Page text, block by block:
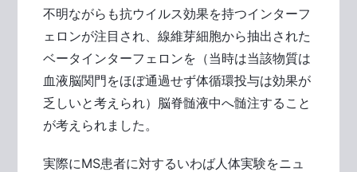
不明ながらも抗ウイルス効果を持つインターフ
ェロンが注目され、線維芽細胞から抽出された
ベータインターフェロンを（当時は当該物質は
血液脳関門をほぼ通過せず体循環投与は効果が
乏しいと考えられ）脳脊髄液中へ髄注すること
が考えられました。
実際にMS患者に対するいわば人体実験をニュ